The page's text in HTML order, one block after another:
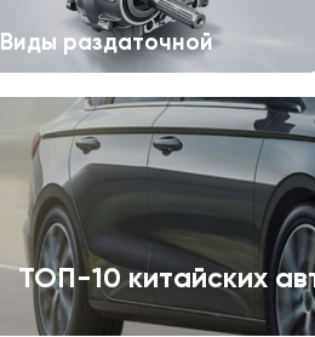
Виды раздаточной
ТОП-10 китайских